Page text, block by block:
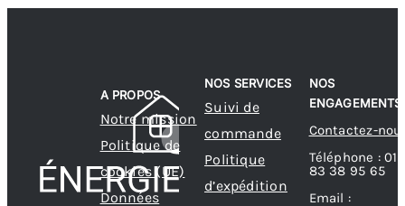
A PROPOS
Notre mission
Politique de
cookies (UE)
Données
NOS SERVICES
Suivi de
commande
Politique
d’expédition
NOS
ENGAGEMENTS
Contactez-
Téléphone : 01
83 38 95 65
Email :